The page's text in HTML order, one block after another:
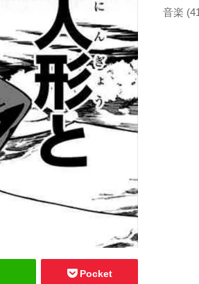
Pocket
音楽